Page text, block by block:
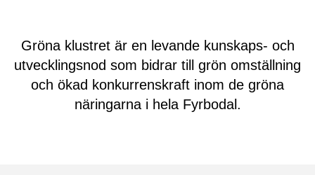
Gröna klustret är en levande kunskaps- och
utvecklingsnod som bidrar till grön omställning
och ökad konkurrenskraft inom de gröna
näringarna i hela Fyrbodal.